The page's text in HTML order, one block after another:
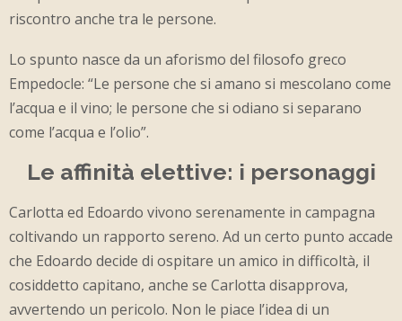
riscontro anche tra le persone.
Lo spunto nasce da un aforismo del filosofo greco
Empedocle: “Le persone che si amano si mescolano come
l’acqua e il vino; le persone che si odiano si separano
come l’acqua e l’olio”.
Le affinità elettive: i personaggi
Carlotta ed Edoardo vivono serenamente in campagna
coltivando un rapporto sereno. Ad un certo punto accade
che Edoardo decide di ospitare un amico in difficoltà, il
cosiddetto capitano, anche se Carlotta disapprova,
avvertendo un pericolo. Non le piace l’idea di un